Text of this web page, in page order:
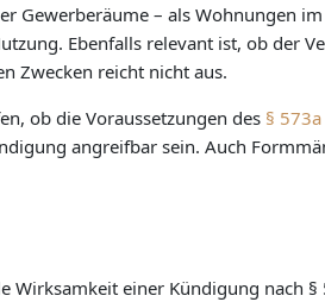
Gewerberäume – als Wohnungen
Ebenfalls relevant ist, ob der
Zwecken reicht nicht aus.
ob die Voraussetzungen des § 573a
angreifbar sein. Auch
einer Kündigung nach